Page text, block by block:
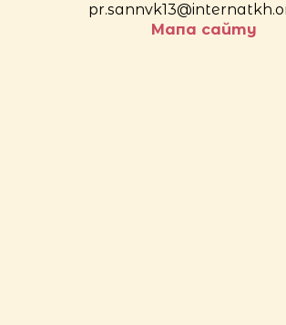
Мапа сайту